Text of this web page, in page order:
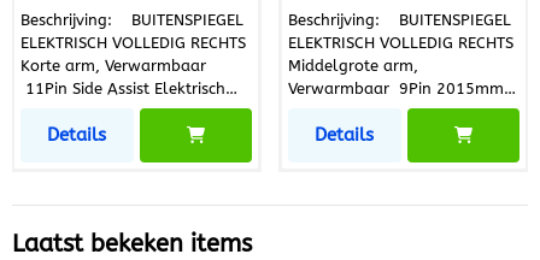
Beschrijving: BUITENSPIEGEL
ELEKTRISCH VOLLEDIG RECHTS
Korte arm, Verwarmbaar
11Pin Side Assist Elektrisch
inklapbaar Vervangdeel
passend voor: A910-811-
1600 + A910-811-2800 +
906-4600 + A910-811-3800
811-3600 68 Criteria: •
Details
Beschrijving: BUITENSPIEGEL
ELEKTRISCH VOLLEDIG RECHTS
Middelgrote arm,
Verwarmbaar 9Pin 2015mm-
2300mm Vervangdeel passend
voor: A910-810-8202 +
A002-811-5133 + A000-
+ A000-813-0536 A910-
Details
Laatst bekeken items